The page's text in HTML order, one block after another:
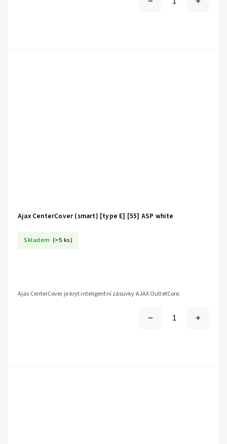
Ajax CenterCover (smart) [type E] [55] ASP white
Skladem (>5 ks)
Ajax CenterCover je kryt inteligentní zásuvky AJAX OutletCore.